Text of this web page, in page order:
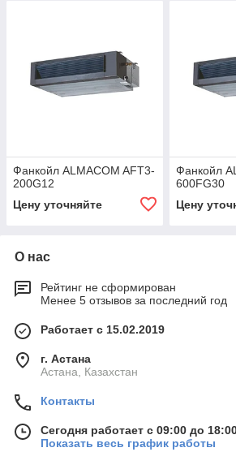
Фанкойл ALMACOM AFT3-
200G12
Цену уточняйте
Фанкойл
600FG30
Цену
О нас
Рейтинг не сформирован
Менее 5 отзывов за последний год
Работает с 15.02.2019
г. Астана
Астана, Казахстан
Контакты
Сегодня работает с 09:00 до
Показать весь график работы